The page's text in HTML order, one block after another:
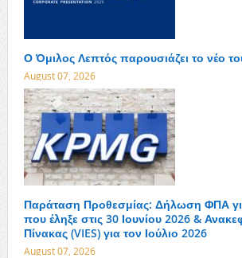
Ο Όμιλος Λεπτός παρουσιάζει το νέο
August 07, 2026
Παράταση Προθεσμίας: Δήλωση ΦΠΑ
που έληξε στις 30 Ιουνίου 2026 &
Πίνακας (VIES) για τον Ιούλιο 2026
August 07, 2026